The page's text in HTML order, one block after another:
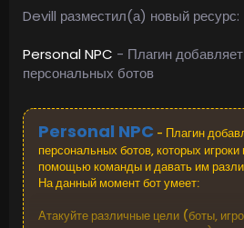
Devill разместил(а) новый ресурс:
Personal NPC - Плагин
персональных ботов
Personal NPC - Плагин
персональных ботов, которых игроки
помощью команды и давать им
На данный момент бот умеет:
Атакуйте различные цели (боты,